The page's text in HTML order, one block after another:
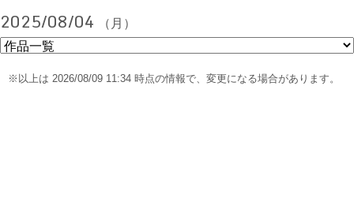
2025/08/04 （月）
※以上は 2026/08/09 11:34 時点の情報で、変更になる場合があります。